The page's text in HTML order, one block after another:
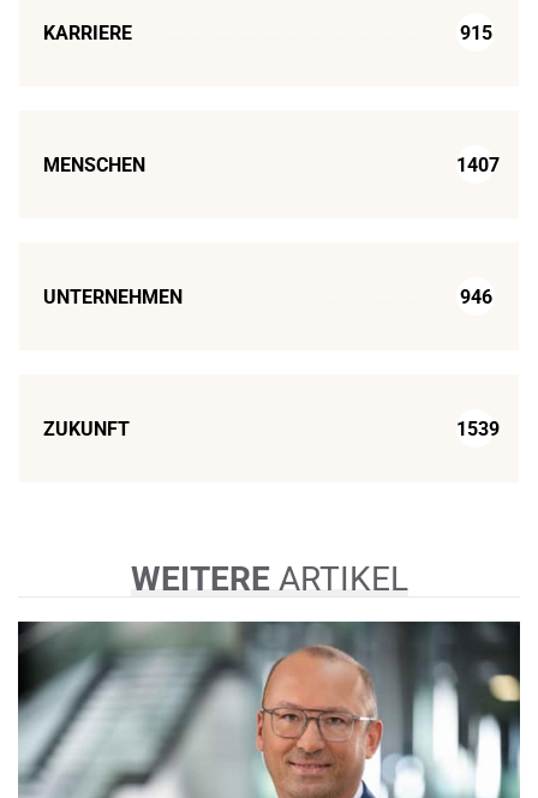
KARRIERE 915
MENSCHEN 1407
UNTERNEHMEN 946
ZUKUNFT 1539
WEITEREARTIKEL